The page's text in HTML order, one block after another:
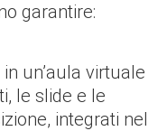
garantire:
in un’aula virtuale
le slide e le
integrati nel